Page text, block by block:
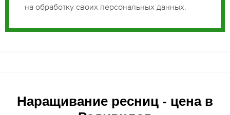
на обработку своих персональных данных.
Наращивание ресниц - цена в